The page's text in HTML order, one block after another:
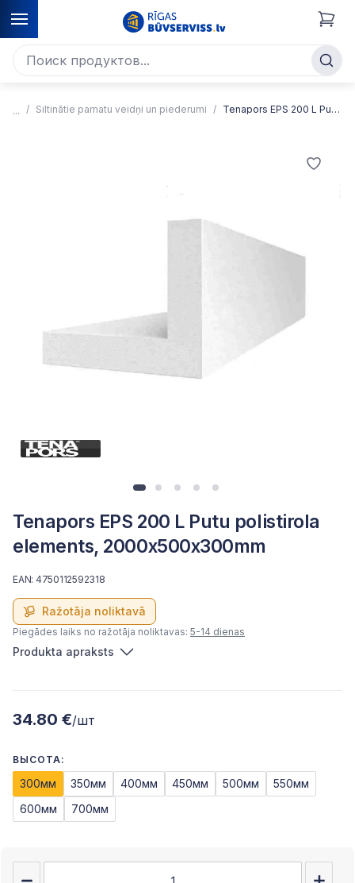
Siltinātie pamatu veidņi un piederumi Tenapors EPS 200 L Putu polistirola elements
Tenapors EPS 200 L Putu polistirola
elements, 2000x500x300mm
Ražotāja noliktavā
EAN: 4750112592318
Piegādes laiks no ražotāja noliktavas: 5-14 dienas
Produkta apraksts
34.80 €/шт
ВЫСОТА:
300мм 350мм 400мм 450мм 500мм
550мм
600мм
700мм